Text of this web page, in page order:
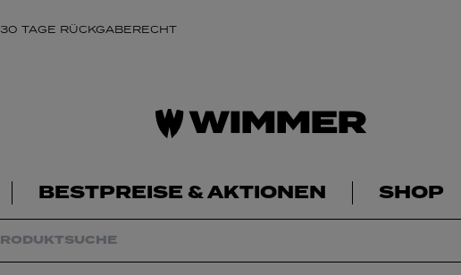
30 TAGE RÜCKGABERECHT
BESTPREISE & AKTIONEN SHOP